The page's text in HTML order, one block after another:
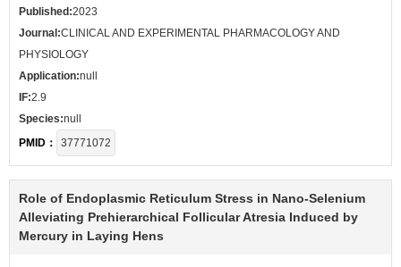
Published:2023
Journal:CLINICAL AND EXPERIMENTAL PHARMACOLOGY AND
PHYSIOLOGY
Application:null
IF:2.9
Species:null
PMID：
37771072
Role of Endoplasmic Reticulum Stress in Nano-Selenium
Alleviating Prehierarchical Follicular Atresia Induced by
Mercury in Laying Hens